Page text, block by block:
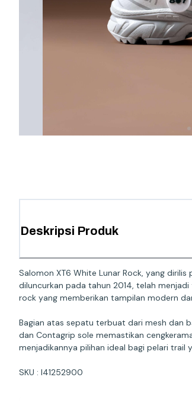
Deskripsi Produk
Salomon XT6 White Lunar Rock, yang
diluncurkan pada tahun 2014, telah
rock yang memberikan tampilan modern
Bagian atas sepatu terbuat dari mesh dan
dan Contagrip sole memastikan
menjadikannya pilihan ideal bagi pelari
SKU : l41252900